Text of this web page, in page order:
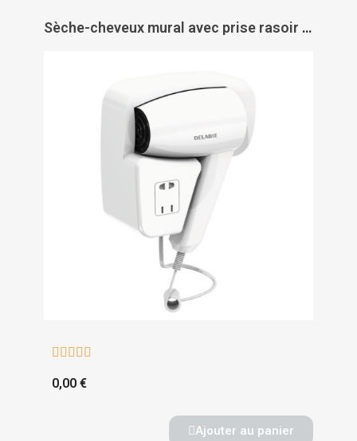
Sèche-cheveux mural avec prise rasoir - DELABIE
    
0,00 €
Ajouter au panier